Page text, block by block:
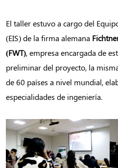
El taller estuvo a cargo del
(EIS) de la firma alemana
(FWT), empresa encargada de
preliminar del proyecto, la
de 60 países a nivel mundial,
especialidades de ingeniería.